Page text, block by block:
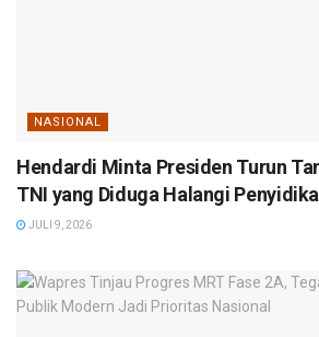
NASIONAL
Hendardi Minta Presiden Turun
TNI yang Diduga Halangi
JULI 9, 2026